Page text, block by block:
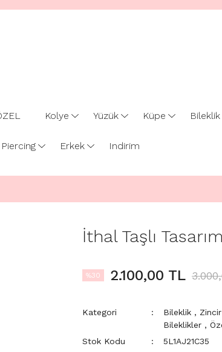
Kolye Yüzük Küpe Bileklik
Piercing Erkek Indirim
İthal Taşlı
%30 2.100,00 TL
Kategori Bileklik ,
Bileklikler ,
Stok Kodu
5L1AJ21C35